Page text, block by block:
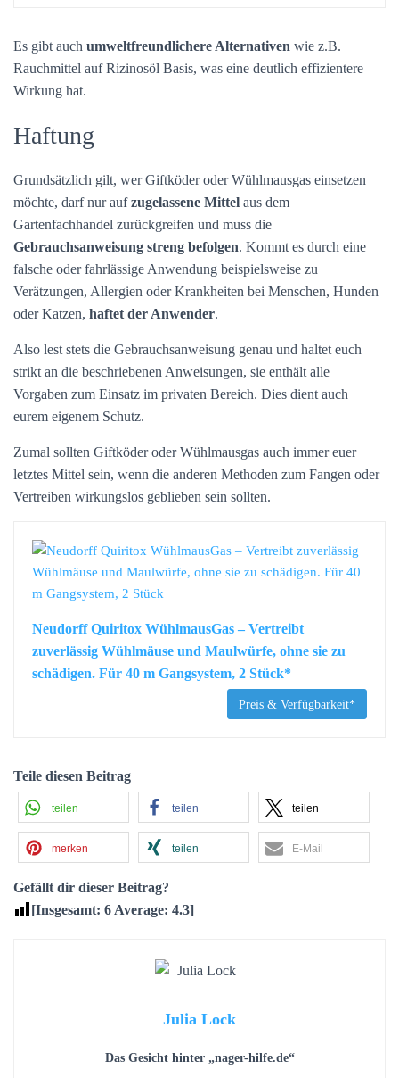
Es gibt auch umweltfreundlichere Alternativen wie z.B.
Rauchmittel auf Rizinosöl Basis, was eine deutlich effizientere
Wirkung hat.
Haftung
Grundsätzlich gilt, wer Giftköder oder Wühlmausgas einsetzen
möchte, darf nur aufzugelassene Mittel aus dem
Gartenfachhandel zurückgreifen und muss die
Gebrauchsanweisung streng befolgen. Kommt es durch eine
falsche oder fahrlässige Anwendung beispielsweise zu
Verätzungen, Allergien oder Krankheiten bei Menschen, Hunden
oder Katzen, haftet der Anwender.
Also lest stets die Gebrauchsanweisung genau und haltet euch
strikt an die beschriebenen Anweisungen, sie enthält alle
Vorgaben zum Einsatz im privaten Bereich. Dies dient auch
eurem eigenem Schutz.
Zumal sollten Giftköder oder Wühlmausgas auch immer euer
letztes Mittel sein, wenn die anderen Methoden zum Fangen oder
Vertreiben wirkungslos geblieben sein sollten.
Neudorff Quiritox WühlmausGas – Vertreibt
zuverlässig Wühlmäuse und Maulwürfe, ohne sie zu
schädigen. Für 40 m Gangsystem, 2 Stück*
Preis & Verfügbarkeit*
Teile diesen Beitrag
teilen teilen teilen
merken teilen E-Mail
Gefällt dir dieser Beitrag?
[Insgesamt: 6 Average: 4.3]
Julia Lock
Das Gesicht hinter „nager-hilfe.de“